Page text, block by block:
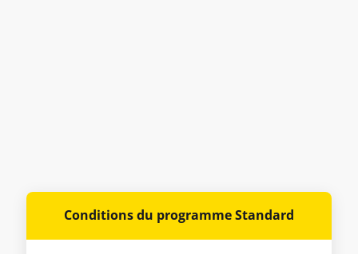
Conditions du programme Standard